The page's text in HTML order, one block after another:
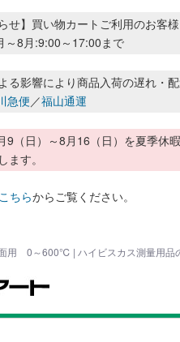
せ】買い物カートご利用のお客
～8月:9:00～17:00まで
る影響により商品入荷の遅れ・
急便／福山通運
9（日）～8月16（日）を夏季休
す。
こちらからご覧ください。
0～600℃ | ハイビスカス測量用品